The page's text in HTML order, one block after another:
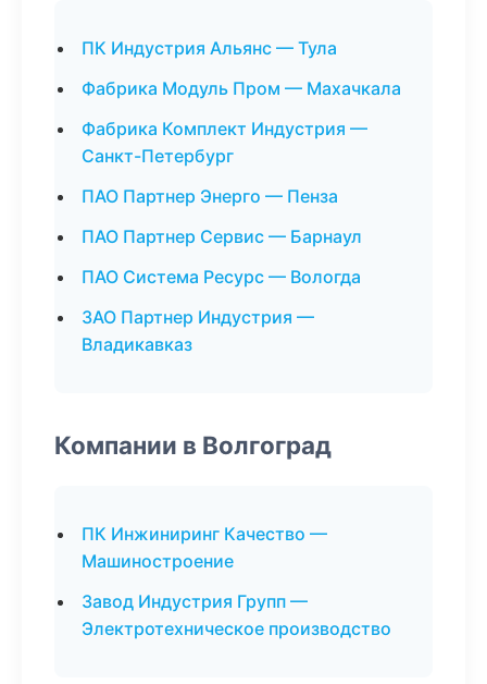
ПК Индустрия Альянс — Тула
Фабрика Модуль Пром — Махачкала
Фабрика Комплект Индустрия —
Санкт-Петербург
ПАО Партнер Энерго — Пенза
ПАО Партнер Сервис — Барнаул
ПАО Система Ресурс — Вологда
ЗАО Партнер Индустрия —
Владикавказ
Компании в Волгоград
ПК Инжиниринг Качество —
Машиностроение
Завод Индустрия Групп —
Электротехническое производство